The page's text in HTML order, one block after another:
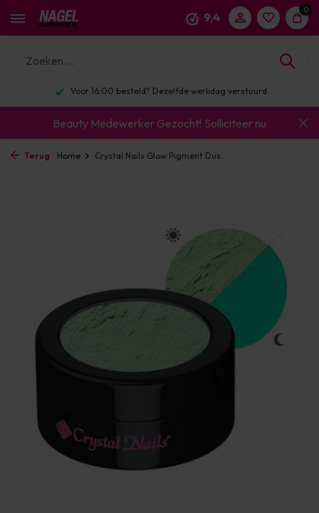
9,4
0
Voor 16:00 besteld? Dezelfde werkdag verstuurd
Beauty Medewerker Gezocht! Solliciteer nu
Terug Home Crystal Nails Glow Pigment Dus...